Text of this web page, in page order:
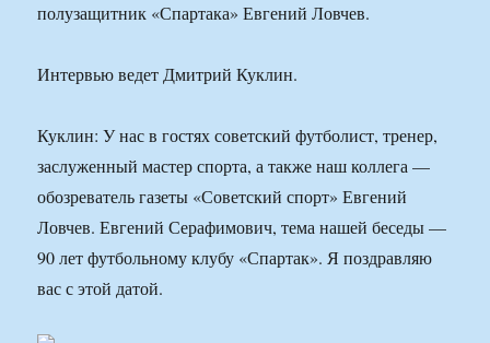
полузащитник «Спартака» Евгений Ловчев.
Интервью ведет Дмитрий Куклин.
Куклин: У нас в гостях советский футболист, тренер,
заслуженный мастер спорта, а также наш коллега —
обозреватель газеты «Советский спорт» Евгений
Ловчев. Евгений Серафимович, тема нашей беседы —
90 лет футбольному клубу «Спартак». Я поздравляю
вас с этой датой.